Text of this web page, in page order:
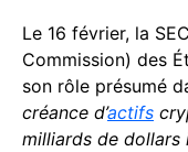
Le 16 février, la
Commission) des
son rôle présumé
créance d’actifs
milliards de dollars